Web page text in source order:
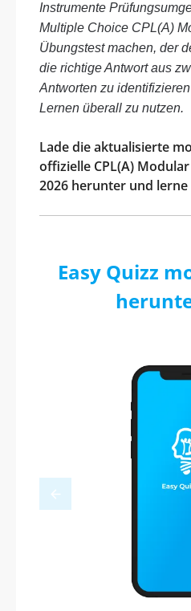
Instrumente
Multiple Choice CPL(A)
Übungstest machen, der
die richtige Antwort aus
Antworten zu
Lernen überall zu nutzen.
Lade die aktualisierte
offizielle CPL(A)
2026 herunter und
Easy Quizz